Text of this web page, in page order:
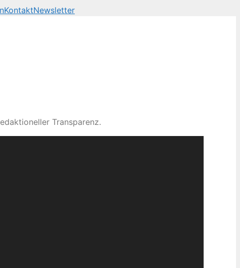
KontaktNewsletter
Transparenz.